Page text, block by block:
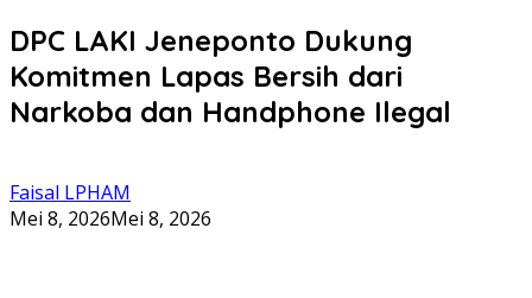
DPC LAKI Jeneponto Dukung
Komitmen Lapas Bersih dari
Narkoba dan Handphone Ilegal
Faisal LPHAM
Mei 8, 2026Mei 8, 2026